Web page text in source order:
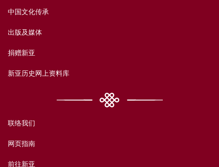
中国文化传承
出版及媒体
捐赠新亚
新亚历史网上资料库
联络我们
网页指南
前往新亚